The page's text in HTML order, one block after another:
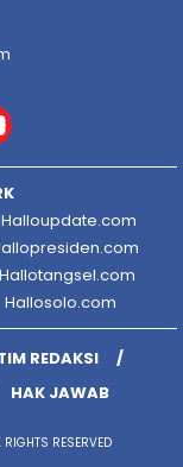
Halloupdate.com
Hallotangsel.com
Hallosolo.com
REDAKSI
HAK JAWAB
RESERVED